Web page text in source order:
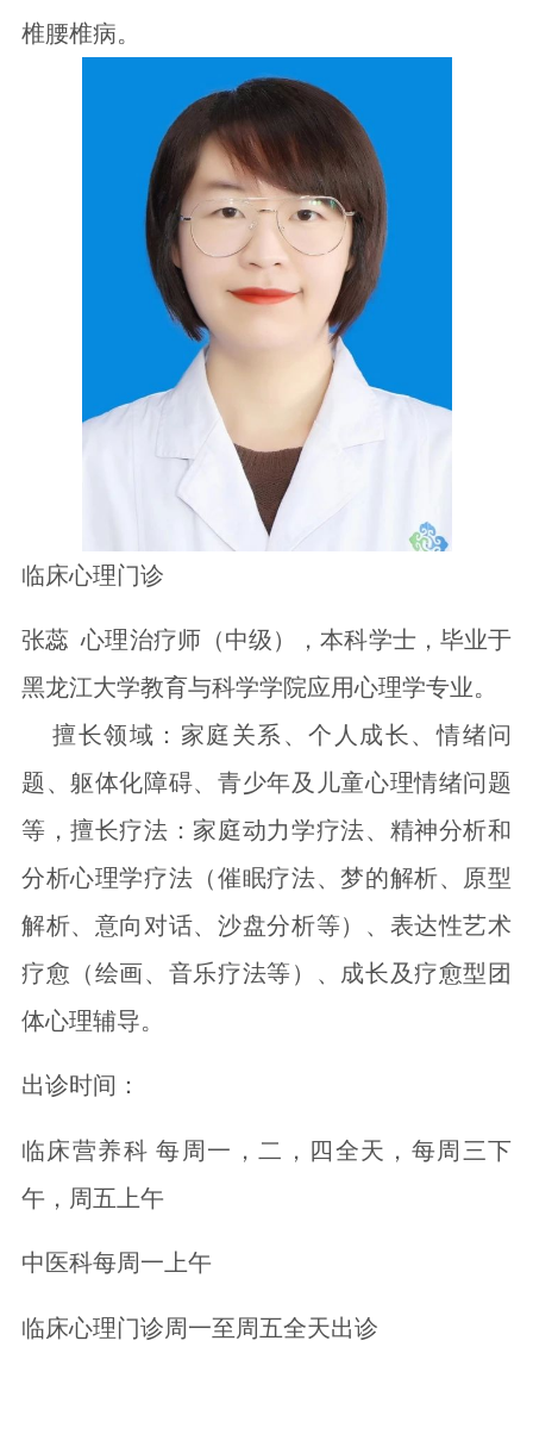
椎腰椎病。
临床心理门诊
张蕊 心理治疗师（中级），本科学士，毕业于
黑龙江大学教育与科学学院应用心理学专业。
擅长领域：家庭关系、个人成长、情绪问
题、躯体化障碍、青少年及儿童心理情绪问题
等，擅长疗法：家庭动力学疗法、精神分析和
分析心理学疗法（催眠疗法、梦的解析、原型
解析、意向对话、沙盘分析等）、表达性艺术
疗愈（绘画、音乐疗法等）、成长及疗愈型团
体心理辅导。
出诊时间：
临床营养科 每周一，二，四全天，每周三下
午，周五上午
中医科每周一上午
临床心理门诊周一至周五全天出诊